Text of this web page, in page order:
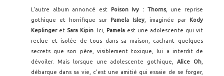
L'autre album annoncé est Poison Ivy : Thorns, une reprise
gothique et horrifique sur
Pamela Isley , imaginée par
Kody
Keplinger et Sara Kipin . Ici, Pamela est une adolescente qui vit
reclue et isolée de tous dans sa maison, cachant quelques
secrets que son père, visiblement toxique, lui a interdit de
dévoiler. Mais lorsque une adolescente gothique,Alice Oh
débarque dans sa vie, c'est une amitié qui essaie de se forger,